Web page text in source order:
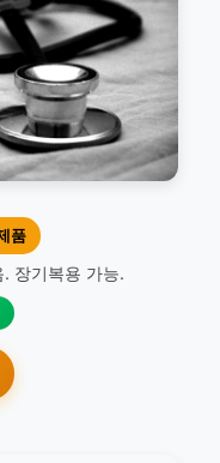
품
장기복용 가능.